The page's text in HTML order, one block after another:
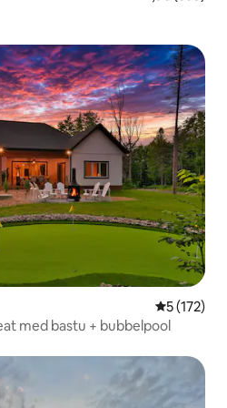
5 av 5 i
5 (172)
med bastu + bubbelpool